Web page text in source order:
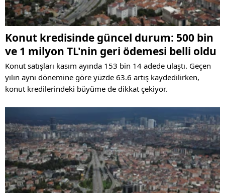
Konut kredisinde güncel durum: 500 bin
ve 1 milyon TL'nin geri ödemesi belli oldu
Konut satışları kasım ayında 153 bin 14 adede ulaştı. Geçen
yılın aynı dönemine göre yüzde 63.6 artış kaydedilirken,
konut kredilerindeki büyüme de dikkat çekiyor.